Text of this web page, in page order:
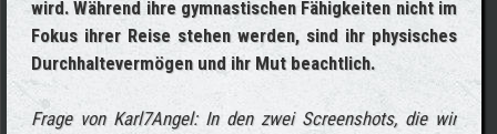
wird. Während ihre gymnastischen Fähigkeiten nicht im
Fokus ihrer Reise stehen werden, sind ihr physisches
Durchhaltevermögen und ihr Mut beachtlich.
Frage von Karl7Angel: In den zwei Screenshots, die wir